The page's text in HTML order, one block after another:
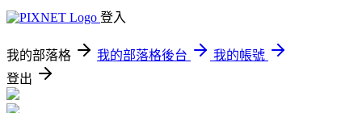
登入
我的部落格 我的部落格後台
我的帳號
登出